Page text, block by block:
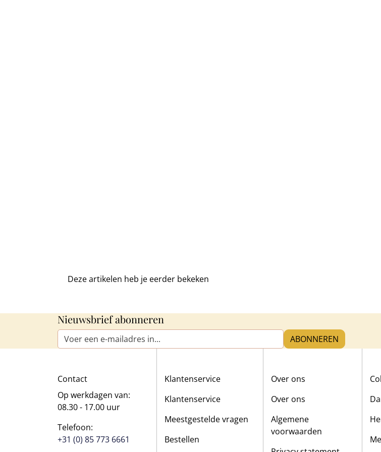
Deze artikelen heb je eerder bekeken
Nieuwsbrief abonneren
E-mailadres* ABONNEREN
Contact
Op werkdagen van:
08.30 - 17.00 uur
Telefoon:
+31 (0) 85 773 6661
Klantenservice
Klantenservice
Meestgestelde vragen
Bestellen
Over ons
Over ons
Algemene
voorwaarden